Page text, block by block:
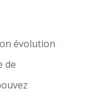
évolution
de